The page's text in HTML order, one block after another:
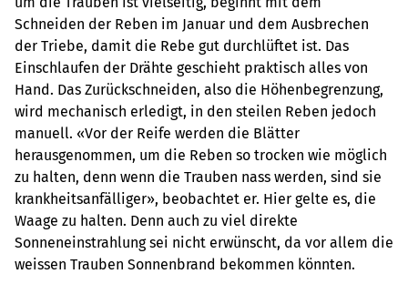
Schneiden der Reben im Januar und dem Ausbrechen
der Triebe, damit die Rebe gut durchlüftet ist. Das
Einschlaufen der Drähte geschieht praktisch alles von
Hand. Das Zurückschneiden, also die Höhenbegrenzung,
wird mechanisch erledigt, in den steilen Reben jedoch
manuell. «Vor der Reife werden die Blätter
herausgenommen, um die Reben so trocken wie möglich
zu halten, denn wenn die Trauben nass werden, sind sie
krankheitsanfälliger», beobachtet er. Hier gelte es, die
Waage zu halten. Denn auch zu viel direkte
Sonneneinstrahlung sei nicht erwünscht, da vor allem die
weissen Trauben Sonnenbrand bekommen könnten.